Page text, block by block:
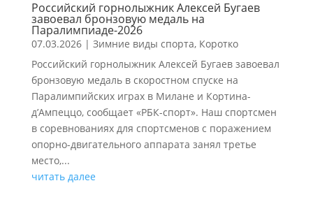
Российский горнолыжник Алексей Бугаев
завоевал бронзовую медаль на
Паралимпиаде-2026
07.03.2026| Зимние виды спорта, Коротко
Российский горнолыжник Алексей Бугаев завоевал
бронзовую медаль в скоростном спуске на
Паралимпийских играх в Милане и Кортина-
д’Ампеццо, сообщает «РБК-спорт». Наш спортсмен
в соревнованиях для спортсменов с поражением
опорно-двигательного аппарата занял третье
место,...
читать далее